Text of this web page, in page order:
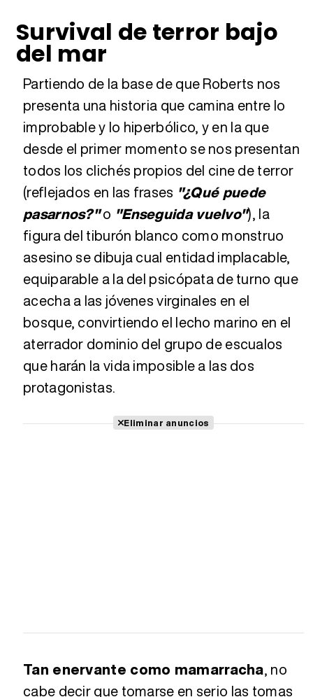
Survival de terror bajo
del mar
Partiendo de la base de que Roberts nos
presenta una historia que camina entre lo
improbable y lo hiperbólico, y en la que
desde el primer momento se nos presentan
todos los clichés propios del cine de terror
(reflejados en las frases "¿Qué puede
pasarnos?"o "Enseguida vuelvo"), la
figura del tiburón blanco como monstruo
asesino se dibuja cual entidad implacable,
equiparable a la del psicópata de turno que
acecha a las jóvenes virginales en el
bosque, convirtiendo el lecho marino en el
aterrador dominio del grupo de escualos
que harán la vida imposible a las dos
protagonistas.
Eliminar anuncios
Tan enervante como mamarracha, no
cabe decir que tomarse en serio las tomas